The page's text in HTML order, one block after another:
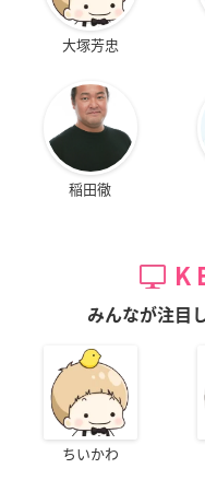
大塚芳忠
稲田徹
みんなが注目
ちいかわ